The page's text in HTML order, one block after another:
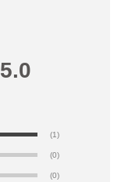
5.0
(1)
(0)
(0)